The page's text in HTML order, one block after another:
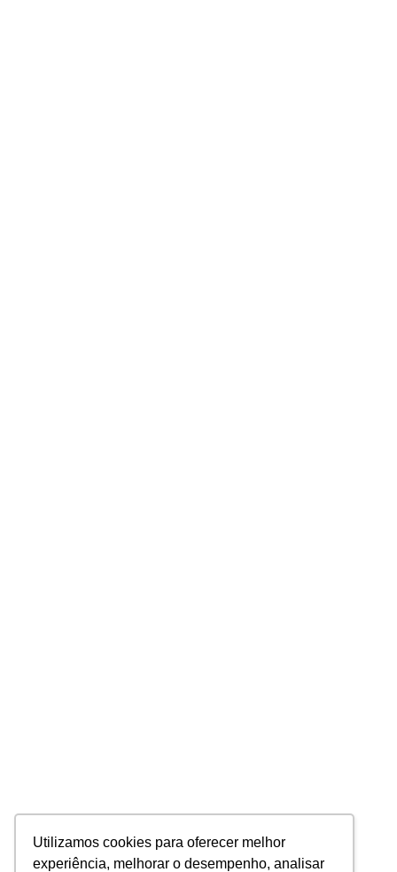
Utilizamos cookies para oferecer melhor
experiência, melhorar o desempenho, analisar